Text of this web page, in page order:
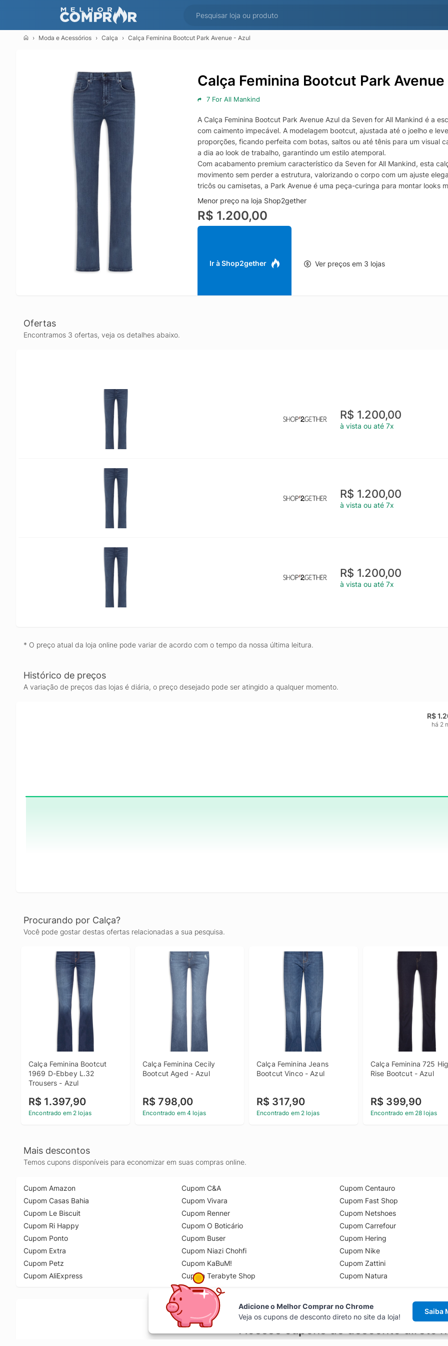
Moda e Acessórios Calça Calça Feminina Bootcut Park Avenue - Azul
Calça Feminina Bootcut Park
7 For All Mankind
A Calça Feminina Bootcut Park Avenue Azul da Seven for All Mankind é a
com caimento impecável. A modelagem bootcut, ajustada até o joelho e
proporções, ficando perfeita com botas, saltos ou até tênis para um visual
a dia ao look de trabalho, garantindo um estilo atemporal.
Com acabamento premium característico da Seven for All Mankind, esta
movimento sem perder a estrutura, valorizando o corpo com um ajuste
tricôs ou camisetas, a Park Avenue é uma peça-curinga para montar looks
Menor preço na loja Shop2gether
R$ 1.200,00
Ir à Shop2gether Ver preços em 3 lojas
Ofertas
Encontramos 3 ofertas, veja os detalhes abaixo.
R$ 1.200,00
à vista ou até 7x
R$ 1.200,00
à vista ou até 7x
R$ 1.200,00
à vista ou até 7x
* O preço atual da loja online pode variar de acordo com o tempo da nossa última leitura.
Histórico de preços
A variação de preços das lojas é diária, o preço desejado pode ser atingido a qualquer momento.
R$
há 2
Procurando por Calça?
Você pode gostar destas ofertas relacionadas a sua pesquisa.
Calça Feminina Bootcut
1969 D-Ebbey L.32
Trousers - Azul
R$ 1.397,90
Encontrado em 2 lojas
Calça Feminina Cecily
Bootcut Aged - Azul
R$ 798,00
Encontrado em 4 lojas
Calça Feminina Jeans
Bootcut Vinco - Azul
R$ 317,90
Encontrado em 2 lojas
Calça Feminina 725
Rise Bootcut - Azul
R$ 399,90
Encontrado em 28 lojas
Mais descontos
Temos cupons disponíveis para economizar em suas compras online.
Cupom Amazon
Cupom Casas Bahia
Cupom Le Biscuit
Cupom Ri Happy
Cupom Ponto
Cupom Extra
Cupom Petz
Cupom AliExpress
Cupom C&A
Cupom Vivara
Cupom Renner
Cupom O Boticário
Cupom Buser
Cupom Niazi Chohfi
Cupom KaBuM!
Cupom Terabyte Shop
Cupom Centauro
Cupom Fast Shop
Cupom Netshoes
Cupom Carrefour
Cupom Hering
Cupom Nike
Cupom Zattini
Cupom Natura
Acesse cupons de desconto direto
Adicione o Melhor Comprar no Chrome
Veja os cupons de desconto direto no site da loja!
Saiba